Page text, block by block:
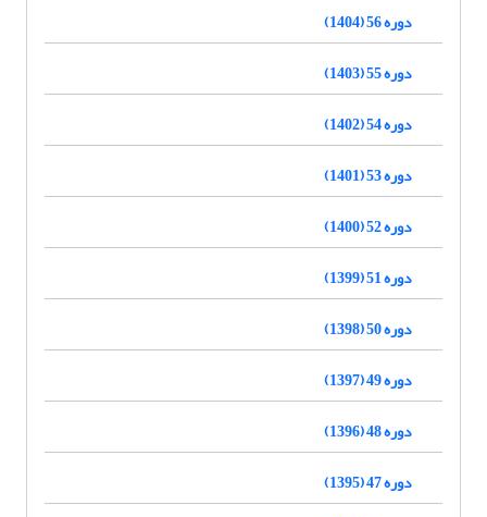
دوره 56 (1404)
دوره 55 (1403)
دوره 54 (1402)
دوره 53 (1401)
دوره 52 (1400)
دوره 51 (1399)
دوره 50 (1398)
دوره 49 (1397)
دوره 48 (1396)
دوره 47 (1395)